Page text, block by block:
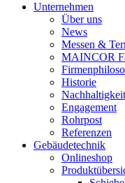
Unternehmen
Über uns
News
Messen &
MAINCOR
Historie
Nachhaltigkeit
Engagement
Rohrpost
Referenzen
Gebäudetechnik
Onlineshop